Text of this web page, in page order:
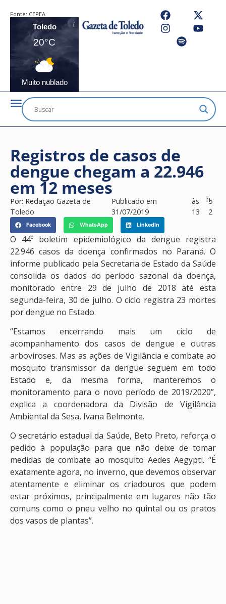
Fonte: CEPEA
Toledo
20°C
Muito nublado
Registros de casos de
dengue chegam a 22.946
em 12 meses
Por: Redação Gazeta de
Toledo
Publicado em
31/07/2019
às
13
h5
2
Facebook WhatsApp LinkedIn
O 44º boletim epidemiológico da dengue registra
22.946 casos da doença confirmados no Paraná. O
informe publicado pela Secretaria de Estado da Saúde
consolida os dados do período sazonal da doença,
monitorado entre 29 de julho de 2018 até esta
segunda-feira, 30 de julho. O ciclo registra 23 mortes
por dengue no Estado.
“Estamos encerrando mais um ciclo de
acompanhamento dos casos de dengue e outras
arboviroses. Mas as ações de Vigilância e combate ao
mosquito transmissor da dengue seguem em todo
Estado e, da mesma forma, manteremos o
monitoramento para o novo período de 2019/2020”,
explica a coordenadora da Divisão de Vigilância
Ambiental da Sesa, Ivana Belmonte.
O secretário estadual da Saúde, Beto Preto, reforça o
pedido à população para que não deixe de tomar
medidas de combate ao mosquito Aedes Aegypti. “É
exatamente agora, no inverno, que devemos observar
atentamente e eliminar os criadouros que podem
estar próximos, principalmente em lugares não tão
comuns como o pneu velho no quintal ou os pratos
dos vasos de plantas”.